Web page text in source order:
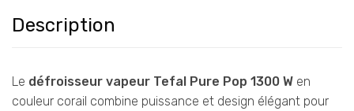
Description
Le défroisseur vapeur Tefal Pure Pop 1300 W en
couleur corail combine puissance et design élégant pour